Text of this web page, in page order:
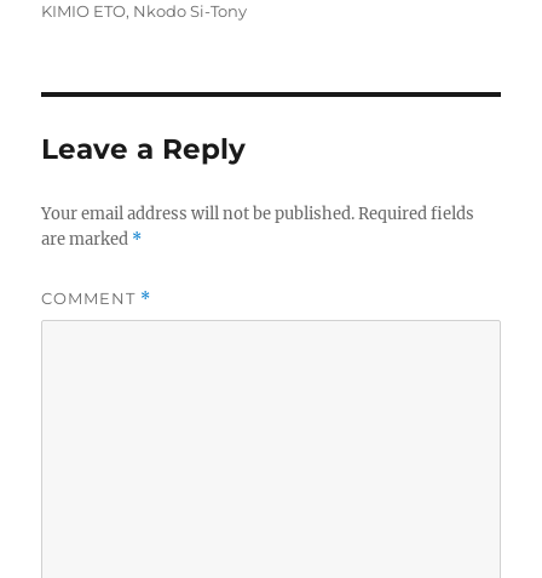
KIMIO ETO, Nkodo Si-Tony
Leave a Reply
Your email address will not be published. Required fields
are marked *
COMMENT *